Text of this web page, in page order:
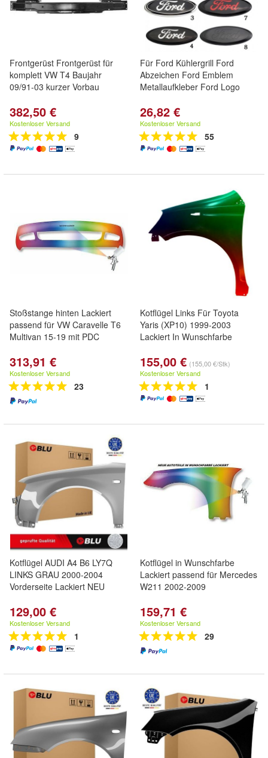
Frontgerüst Frontgerüst für
komplett VW T4 Baujahr
09/91-03 kurzer Vorbau
382,50 €
Kostenloser Versand
9
Für Ford Kühlergrill Ford
Abzeichen Ford Emblem
Metallaufkleber Ford Logo
26,82 €
Kostenloser Versand
55
Stoßstange hinten Lackiert
passend für VW Caravelle T6
Multivan 15-19 mit PDC
313,91 €
Kostenloser Versand
23
Kotflügel Links Für Toyota
Yaris (XP10) 1999-2003
Lackiert In Wunschfarbe
155,00 € (155,00 €/Stk)
Kostenloser Versand
1
Kotflügel AUDI A4 B6 LY7Q
LINKS GRAU 2000-2004
Vorderseite Lackiert NEU
129,00 €
Kostenloser Versand
1
Kotflügel in Wunschfarbe
Lackiert passend für Mercedes
W211 2002-2009
159,71 €
Kostenloser Versand
29